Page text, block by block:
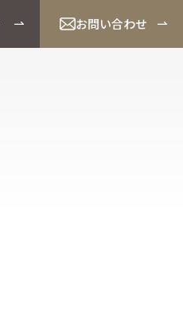
お問い合わせ